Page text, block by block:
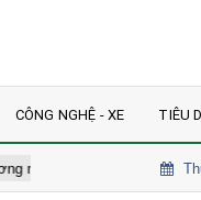
CÔNG NGHỆ - XE TIÊU
Tin tức thế giới 6-8: